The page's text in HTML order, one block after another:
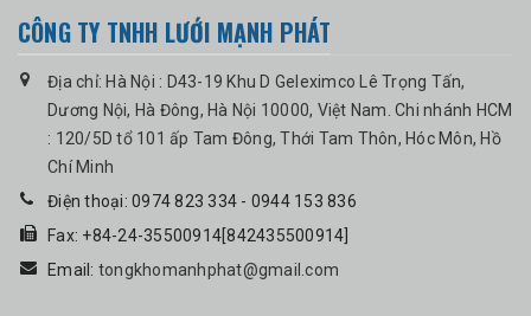
CÔNG TY TNHH LƯỚI MẠNH PHÁT
Địa chỉ: Hà Nội : D43-19 Khu D Geleximco Lê Trọng Tấn,
Dương Nội, Hà Đông, Hà Nội 10000, Việt Nam. Chi nhánh HCM
: 120/5D tổ 101 ấp Tam Đông, Thới Tam Thôn, Hóc Môn, Hồ
Chí Minh
Điện thoại: 0974 823 334 - 0944 153 836
Fax: +84-24-35500914[842435500914]
Email: tongkhomanhphat@gmail.com